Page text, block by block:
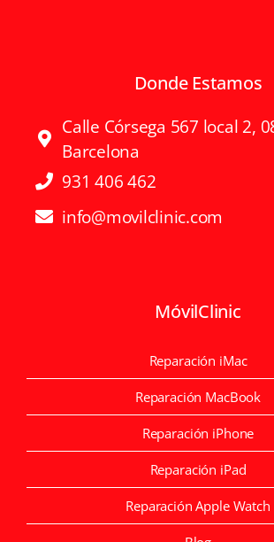
Donde Estamos
Calle Córsega 567 local 2,
Barcelona
931 406 462
info@movilclinic.com
MóvilClinic
Reparación iMac
Reparación MacBook
Reparación iPhone
Reparación iPad
Reparación Apple Watch